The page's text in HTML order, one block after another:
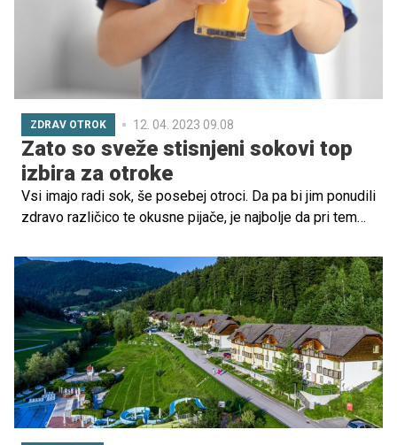
ZDRAV OTROK 12. 04. 2023 09.08
Zato so sveže stisnjeni sokovi top
izbira za otroke
Vsi imajo radi sok, še posebej otroci. Da pa bi jim ponudili
zdravo različico te okusne pijače, je najbolje da pri tem
sladkorja in veliko več hranilnih vrednosti kot industrijski
sokovi. Za kaj vse so sveže stisnjeni sokovi dobri?
Preverite.